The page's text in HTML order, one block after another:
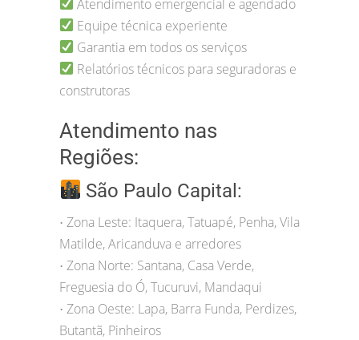
Atendimento emergencial e agendado
Equipe técnica experiente
Garantia em todos os serviços
Relatórios técnicos para seguradoras e
construtoras
Atendimento nas
Regiões:
São Paulo Capital:
• Zona Leste: Itaquera, Tatuapé, Penha, Vila
Matilde, Aricanduva e arredores
• Zona Norte: Santana, Casa Verde,
Freguesia do Ó, Tucuruvi, Mandaqui
• Zona Oeste: Lapa, Barra Funda, Perdizes,
Butantã, Pinheiros